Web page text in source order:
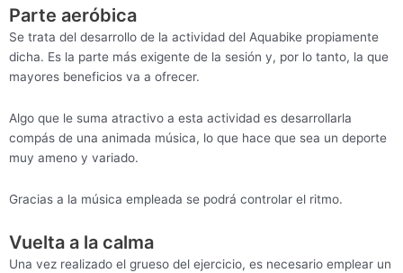
Parte aeróbica
Se trata del desarrollo de la actividad del Aquabike propiamente
dicha. Es la parte más exigente de la sesión y, por lo tanto, la que
mayores beneficios va a ofrecer.
Algo que le suma atractivo a esta actividad es desarrollarla
compás de una animada música, lo que hace que sea un deporte
muy ameno y variado.
Gracias a la música empleada se podrá controlar el ritmo.
Vuelta a la calma
Una vez realizado el grueso del ejercicio, es necesario emplear un